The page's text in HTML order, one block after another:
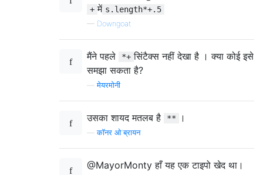
+ में s.length*+.5
— Downgoat
मैंने पहले *+ सिंटैक्स नहीं देखा है । क्या कोई इसे
समझा सकता है?
—मेयरमोनी
उसका शायद मतलब है ** ।
—कॉनर ओ'ब्रायन
@MayorMonty हाँ यह एक टाइपो खेद था।